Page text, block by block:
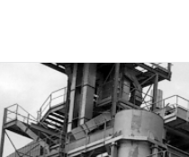
Unternehmen
Geschäftsfelder